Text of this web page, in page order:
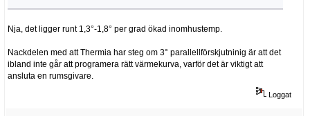
Nja, det ligger runt 1,3°-1,8° per grad ökad inomhustemp.
Nackdelen med att Thermia har steg om 3° parallellförskjutninig är att det
ibland inte går att programera rätt värmekurva, varför det är viktigt att
ansluta en rumsgivare.
Loggat